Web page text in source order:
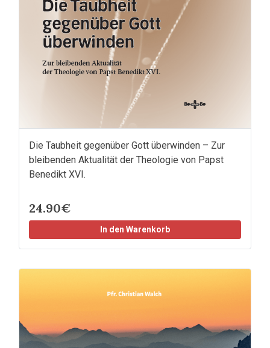
Die Taubheit gegenüber Gott überwinden – Zur
bleibenden Aktualität der Theologie von Papst
Benedikt XVI.
24.90€
In den Warenkorb